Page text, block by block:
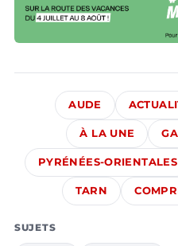
AUDE
À LA UNE
PYRÉNÉES-ORIENTALES
TARN
SUJETS